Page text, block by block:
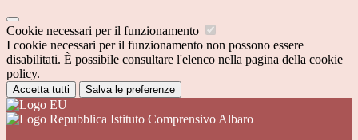
Cookie necessari per il funzionamento
I cookie necessari per il funzionamento non possono essere
disabilitati. È possibile consultare l'elenco nella pagina della cookie
policy.
Accetta tutti Salva le preferenze
Istituto Comprensivo Albaro